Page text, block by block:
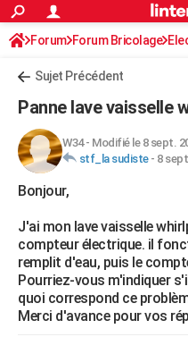
ACTUALITÉS
Politique
Société
Faits Divers
Education
Monde
Villes
+
FINANCE
Retraite
Impôts
Epargne
Immobilier
Risques naturels par ville
Banque
Assurance
Crédit
AUTO
Essais
Réserver un essai
Citadines
Berlines
SUV
Forum auto
+HIGH-TECH
Mobiles
Meilleur smartphone
Internet
Ordinateurs
Jeux vidéo
Guide high-tech
+BRICOLAGE
Forum
Aménagement intérieur
Extérieur
Cuisine
Salle de bains
Jardinage
Rangement
WEEK-END
Guides de France
Escapades
Patrimoine
Expositions
Musées
Week-end nature
+LIFESTYLE
Forum Forum Bricolage
Sujet Précédent
Panne lave vaisselle
W34- Modifié le 8 sept.
stf_la sudiste- 8
Bonjour,
J'ai mon lave vaisselle
compteur électrique. il
remplit d'eau, puis le
Pourriez-vous m'indiquer
quoi correspond ce
Merci d'avance pour vos